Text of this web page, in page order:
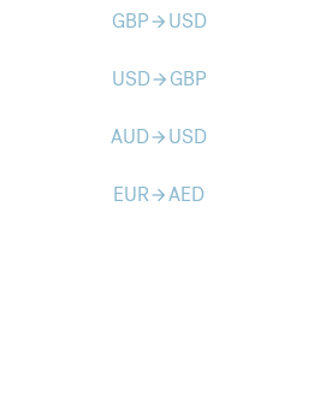
GBParrow_forward USD
USDarrow_forward GBP
AUDarrow_forward USD
EURarrow_forwardAED